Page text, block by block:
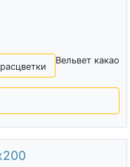
Вельвет какао